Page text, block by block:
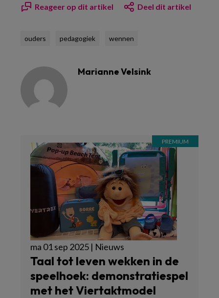
Reageer op dit artikel Deel dit artikel
ouders pedagogiek wennen
Marianne Velsink
ma 01 sep 2025 | Nieuws
Taal tot leven wekken in de
speelhoek: demonstratiespel
met het Viertaktmodel